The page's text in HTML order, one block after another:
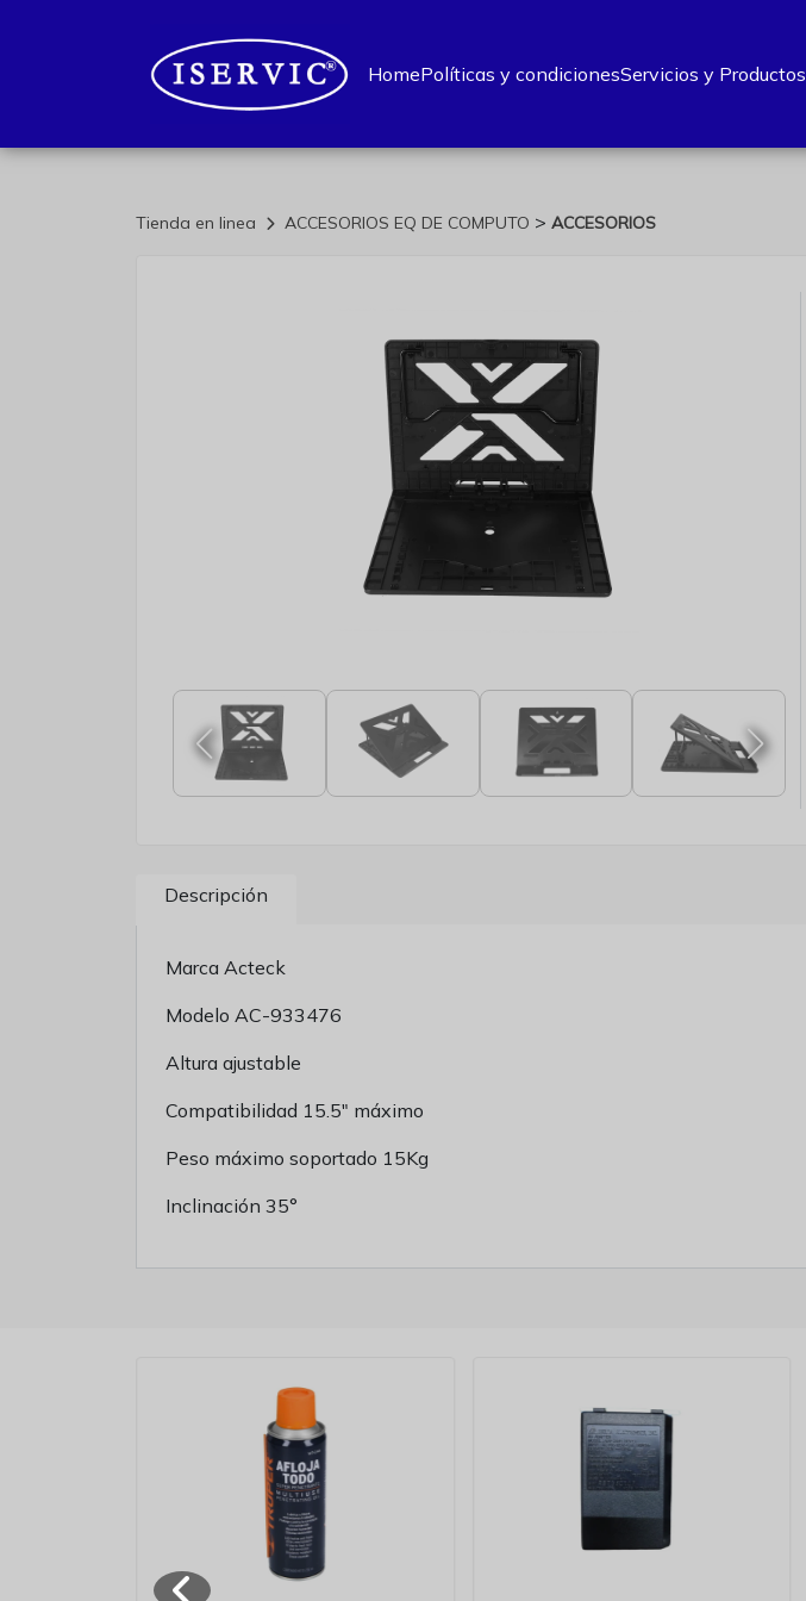
HomePolíticas y condicionesServicios y Productos
Tienda en linea ACCESORIOS EQ DE COMPUTO > ACCESORIOS
Descripción
Marca Acteck
Modelo AC-933476
Altura ajustable
Compatibilidad 15.5" máximo
Peso máximo soportado 15Kg
Inclinación 35°